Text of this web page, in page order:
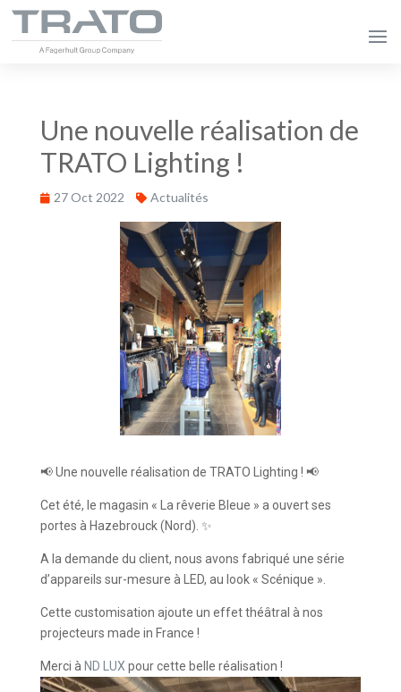
Une nouvelle réalisation de
TRATO Lighting !
27 Oct 2022 Actualités
📢 Une nouvelle réalisation de TRATO Lighting ! 📢
Cet été, le magasin « La rêverie Bleue » a ouvert ses
portes à Hazebrouck (Nord). ✨
A la demande du client, nous avons fabriqué une série
d’appareils sur-mesure à LED, au look « Scénique ».
Cette customisation ajoute un effet théâtral à nos
projecteurs made in France !
Merci à ND LUX pour cette belle réalisation !